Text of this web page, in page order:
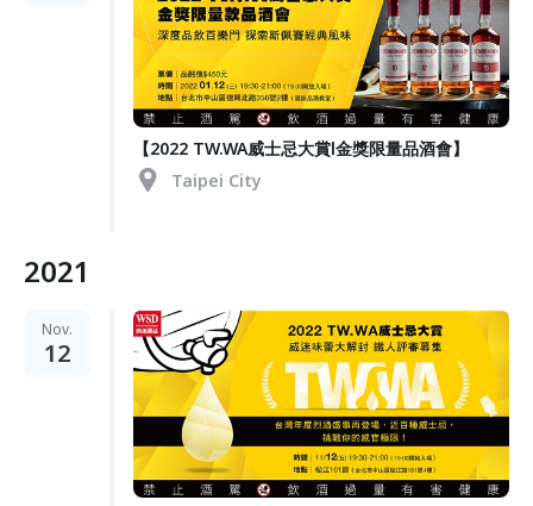
【2022 TW.WA威士忌大賞l金獎限量品酒會】
Taipei City
2021
Nov.
12